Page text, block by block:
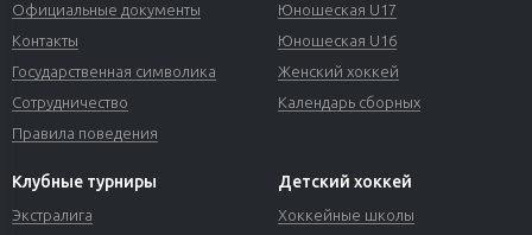
Официальные документы
Контакты
Государственная символика
Сотрудничество
Правила поведения
Юношеская U17
Юношеская U16
Женский хоккей
Календарь сборных
Клубные турниры
Экстралига
Детский хоккей
Хоккейные школы